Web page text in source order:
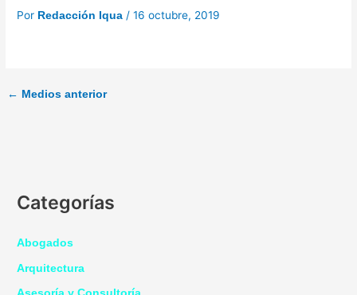
Por Redacción Iqua/16 octubre, 2019
← Medios anterior
Categorías
Abogados
Arquitectura